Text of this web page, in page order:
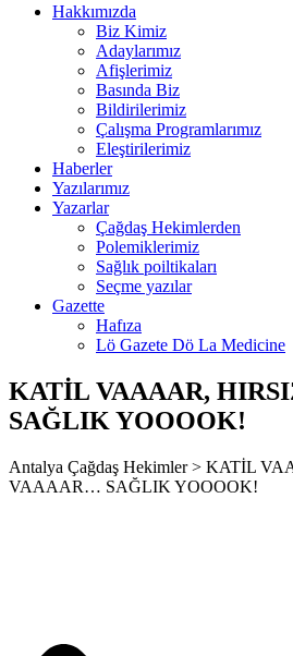
escort
giriş
Hakkımızda
Biz Kimiz
Adaylarımız
Afişlerimiz
Basında Biz
Bildirilerimiz
Çalışma Programlarımız
Eleştirilerimiz
Haberler
Yazılarımız
Yazarlar
Çağdaş Hekimlerden
Polemiklerimiz
Sağlık poiltikaları
Seçme yazılar
Gazette
Hafıza
Lö Gazete Dö La Medicine
KATİL VAAAAR,
SAĞLIK YOOOOK!
Antalya Çağdaş Hekimler > KATİL
VAAAAR… SAĞLIK YOOOOK!